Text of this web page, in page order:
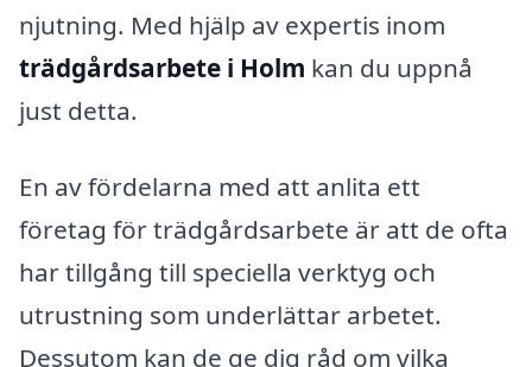
njutning. Med hjälp av expertis inom
trädgårdsarbete i Holm kan du uppnå
just detta.
En av fördelarna med att anlita ett
företag för trädgårdsarbete är att de ofta
har tillgång till speciella verktyg och
utrustning som underlättar arbetet.
Dessutom kan de ge dig råd om vilka